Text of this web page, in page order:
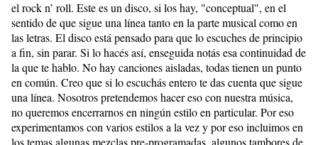
el rock n’ roll. Este es un disco, si los hay, "conceptual", en el
sentido de que sigue una línea tanto en la parte musical como en
las letras. El disco está pensado para que lo escuches de principio
a fin, sin parar. Si lo hacés así, enseguida notás esa continuidad de
la que te hablo. No hay canciones aisladas, todas tienen un punto
en común. Creo que si lo escuchás entero te das cuenta que sigue
una línea. Nosotros pretendemos hacer eso con nuestra música,
no queremos encerrarnos en ningún estilo en particular. Por eso
experimentamos con varios estilos a la vez y por eso incluimos en